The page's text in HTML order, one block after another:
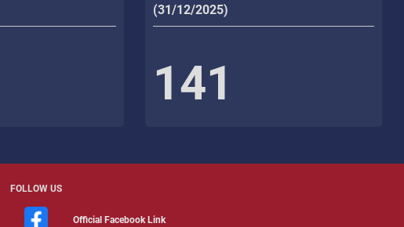
(31/12/2025)
141
FOLLOW US
Official Facebook Link